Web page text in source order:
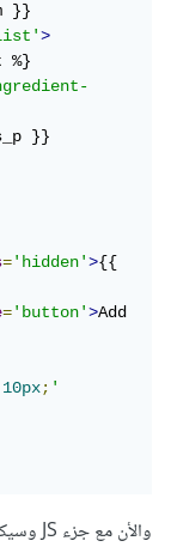
list'>
='hidden'>{{
='button'>Add
10px;'
والأن مع جزء JS وسيكون في نفس ملف HTML في النهاية.